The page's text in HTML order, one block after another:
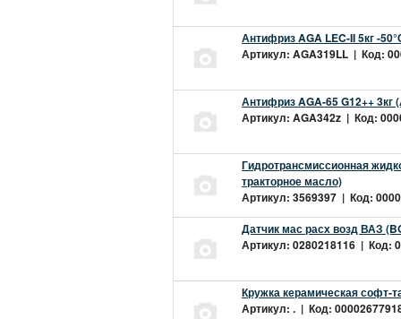
Антифриз AGA LEC-II 5кг -
Артикул: AGA319LL | Код:
Антифриз AGA-65 G12++ 3кг
Артикул: AGA342z | Код:
Гидротрансмиссионная
тракторное масло)
Артикул: 3569397 | Код:
Датчик мас расх возд ВАЗ
Артикул: 0280218116 | Код:
Кружка керамическая софт-
Артикул: . | Код: